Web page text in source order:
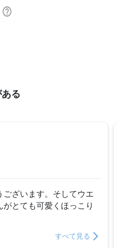
る
ざいます。そしてウエ
とても可愛くほっこり
すべて見る